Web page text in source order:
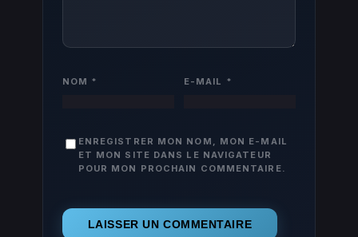
NOM * E-MAIL *
ENREGISTRER MON NOM, MON E-MAIL
ET MON SITE DANS LE NAVIGATEUR
POUR MON PROCHAIN COMMENTAIRE.